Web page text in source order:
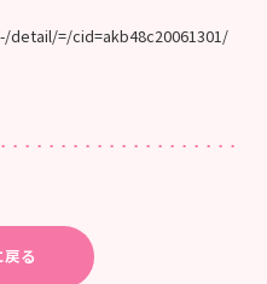
=/cid=akb48c20061301/
る